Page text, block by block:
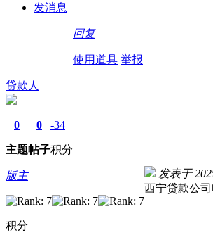
发消息
回复
使用道具 举报
贷款人
0
主题
0
帖子
-34
积分
版主
积分
发表于
西宁贷款公